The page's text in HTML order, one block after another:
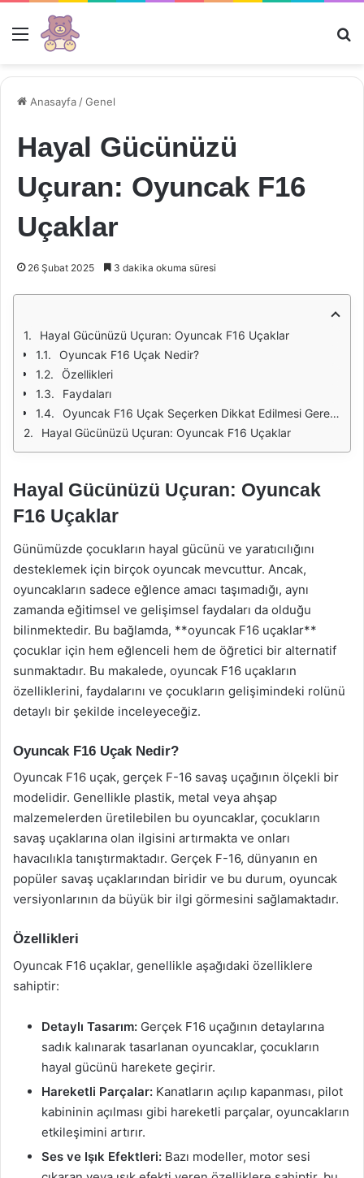
Menü
Anasayfa /Genel
Hayal Gücünüzü
Uçuran: Oyuncak F16
Uçaklar
26 Şubat 2025 3 dakika okuma süresi
Hayal Gücünüzü Uçuran: Oyuncak F16 Uçaklar
Oyuncak F16 Uçak Nedir?
Özellikleri
Faydaları
Oyuncak F16 Uçak Seçerken Dikkat Edilmesi Gerekenler
Hayal Gücünüzü Uçuran: Oyuncak F16 Uçaklar
Hayal Gücünüzü Uçuran: Oyuncak
F16 Uçaklar
Günümüzde çocukların hayal gücünü ve yaratıcılığını
desteklemek için birçok oyuncak mevcuttur. Ancak,
oyuncakların sadece eğlence amacı taşımadığı, aynı
zamanda eğitimsel ve gelişimsel faydaları da olduğu
bilinmektedir. Bu bağlamda, **oyuncak F16 uçaklar**
çocuklar için hem eğlenceli hem de öğretici bir alternatif
sunmaktadır. Bu makalede, oyuncak F16 uçakların
özelliklerini, faydalarını ve çocukların gelişimindeki rolünü
detaylı bir şekilde inceleyeceğiz.
Oyuncak F16 Uçak Nedir?
Oyuncak F16 uçak, gerçek F-16 savaş uçağının ölçekli bir
modelidir. Genellikle plastik, metal veya ahşap
malzemelerden üretilebilen bu oyuncaklar, çocukların
savaş uçaklarına olan ilgisini artırmakta ve onları
havacılıkla tanıştırmaktadır. Gerçek F-16, dünyanın en
popüler savaş uçaklarından biridir ve bu durum, oyuncak
versiyonlarının da büyük bir ilgi görmesini sağlamaktadır.
Özellikleri
Oyuncak F16 uçaklar, genellikle aşağıdaki özelliklere
sahiptir:
Detaylı Tasarım: Gerçek F16 uçağının detaylarına
sadık kalınarak tasarlanan oyuncaklar, çocukların
hayal gücünü harekete geçirir.
Hareketli Parçalar: Kanatların açılıp kapanması, pilot
kabininin açılması gibi hareketli parçalar, oyuncakların
etkileşimini artırır.
Ses ve Işık Efektleri: Bazı modeller, motor sesi